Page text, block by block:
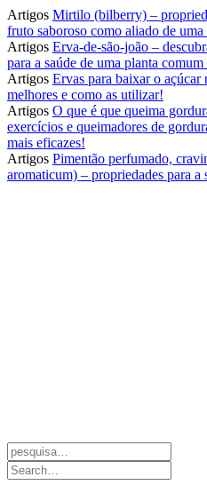
Artigos Mirtilo (bilberry) –
fruto saboroso como aliado de uma
Artigos Erva-de-são-joão –
para a saúde de uma planta
Artigos Ervas para baixar o açúcar
melhores e como as utilizar!
Artigos O que é que queima
exercícios e queimadores de
mais eficazes!
Artigos Pimentão perfumado,
aromaticum) – propriedades para a